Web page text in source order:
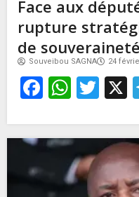
Face aux
rupture
de
Souveibou SAGNA 24